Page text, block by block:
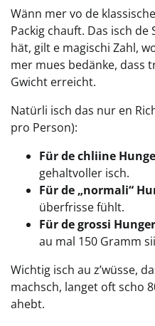
Wänn mer vo de
Packig chauft. Das isch
hät, gilt e magischi Zahl,
mer mues bedänke, dass
Gwicht erreicht.
Natürli isch das nur en
pro Person):
Für de chliine
gehaltvoller isch.
Für de „normali“
überfrisse fühlt.
Für de grossi
au mal 150 Gramm
Wichtig isch au z’wüsse,
machsch, langet oft scho
ahebt.